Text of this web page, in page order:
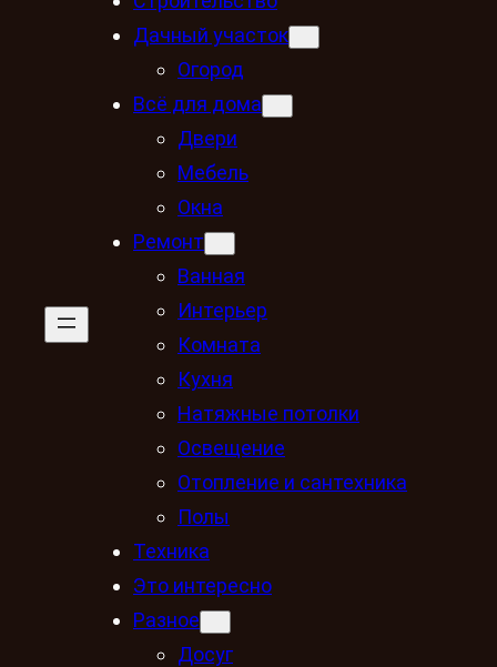
Дачный участок
Огород
Всё для дома
Двери
Мебель
Окна
Ремонт
Ванная
Интерьер
Комната
Кухня
Натяжные потолки
Освещение
Отопление и сантехника
Полы
Техника
Это интересно
Разное
Досуг